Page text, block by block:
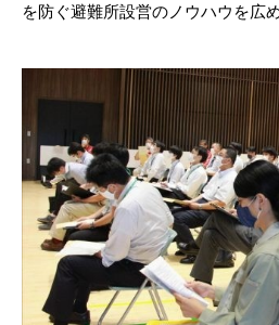
を防ぐ避難所設営のノウハウを広